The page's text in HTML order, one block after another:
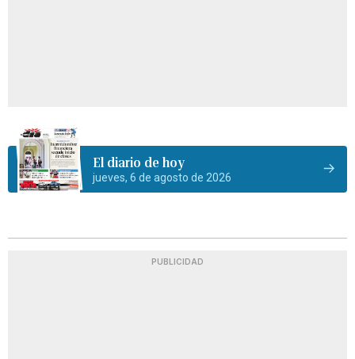
El diario de hoy
jueves, 6 de agosto de 2026
PUBLICIDAD